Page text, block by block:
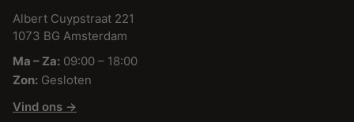
Albert Cuypstraat 221
1073 BG Amsterdam
Ma – Za: 09:00 – 18:00
Zon: Gesloten
Vind ons →